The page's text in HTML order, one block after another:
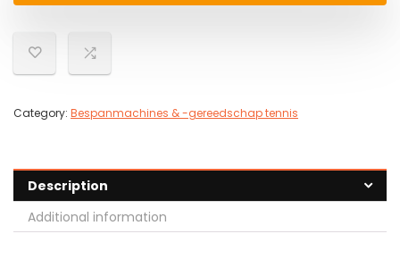
Category: Bespanmachines & -gereedschap tennis
Description
Additional information